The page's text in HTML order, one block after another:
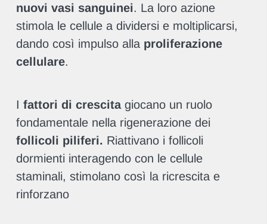
nuovi vasi sanguinei. La loro azione
stimola le cellule a dividersi e moltiplicarsi,
dando così impulso alla proliferazione
cellulare.
I fattori di crescitagiocano un ruolo
fondamentale nella rigenerazione dei
follicoli piliferi. Riattivano i follicoli
dormienti interagendo con le cellule
staminali, stimolano così la ricrescita e
rinforzano